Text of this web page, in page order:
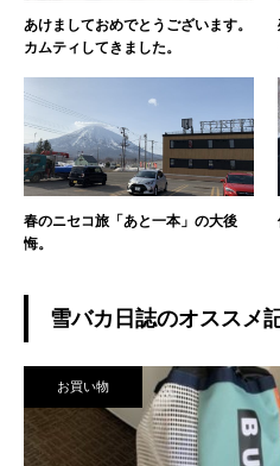
あけましておめでとうございます。
カムティしてきました。
春のニセコ旅「あと一本」の大後
悔。
雪バカ日誌のオススメ
お買い物